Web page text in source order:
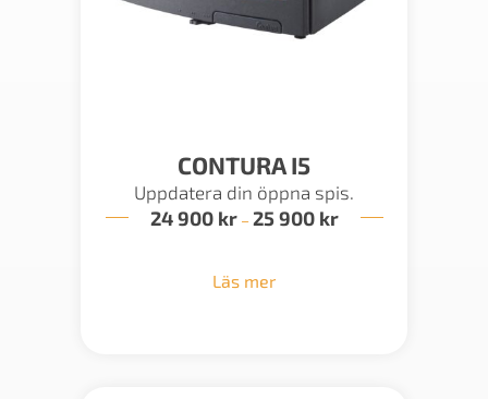
CONTURA I5
Uppdatera din öppna spis.
24 900 kr – 25 900 krPrisintervall:
Läs mer